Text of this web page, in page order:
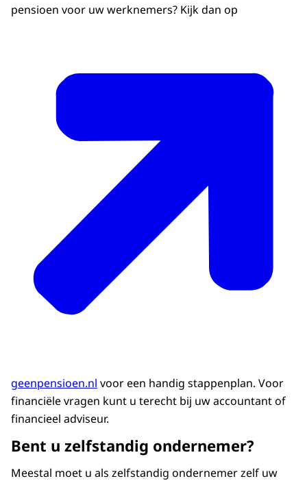
pensioen. Wilt u eerst meer weten over de
mogelijkheden? Neem dan contact op met uw
accountant of financieel adviseur. Die helpt u
graag met uw vragen of verwijst u door naar de
juiste persoon.
pensioen voor uw werknemers? Kijk dan op
geenpensioen.nl voor een handig stappenplan. Voor
financiële vragen kunt u terecht bij uw accountant of
financieel adviseur.
Bent u zelfstandig ondernemer?
Meestal moet u als zelfstandig ondernemer zelf uw